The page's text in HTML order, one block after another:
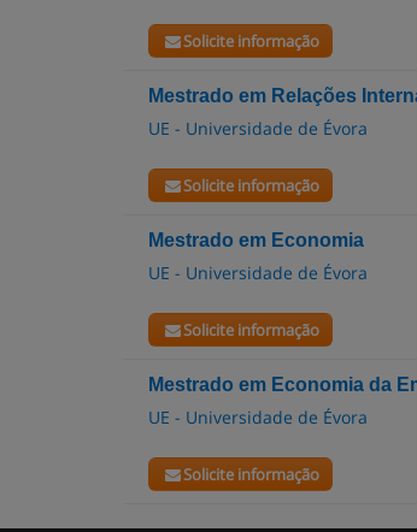
Solicite informação
Mestrado em Relações
UE - Universidade de Évora
Solicite informação
Mestrado em Economia
UE - Universidade de Évora
Solicite informação
Mestrado em Economia da
UE - Universidade de Évora
Solicite informação